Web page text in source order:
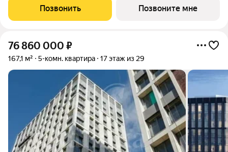
24 этажного дома, Корпус 9. С предчистовой отделкой. Проект
бизнес-класса СОУЛ от
Позвонить Позвоните мне
76 860 000 ₽
167,1 м² 5-комн. квартира 17 этаж из 29